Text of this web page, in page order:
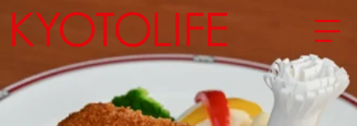
エリアから探す